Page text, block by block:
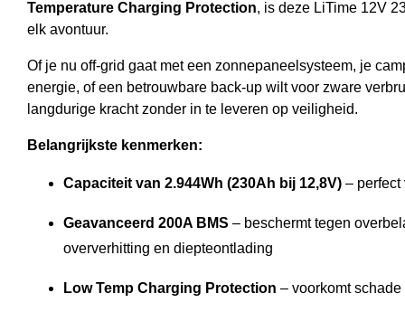
Temperature Charging Protection, is deze LiTime 12V
elk avontuur.
Of je nu off-grid gaat met een zonnepaneelsysteem, je
energie, of een betrouwbare back-up wilt voor zware
langdurige kracht zonder in te leveren op veiligheid.
Belangrijkste kenmerken:
Capaciteit van 2.944Wh (230Ah bij 12,8V) – perfect
Geavanceerd 200A BMS – beschermt tegen
oververhitting en diepteontlading
Low Temp Charging Protection – voorkomt